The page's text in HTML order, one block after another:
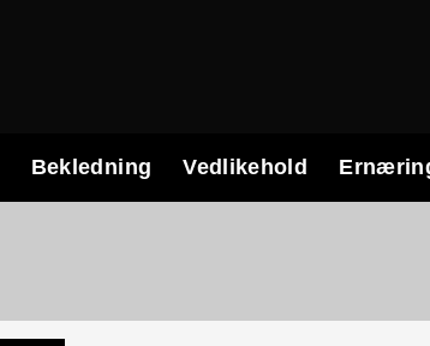
Bekledning Vedlikehold